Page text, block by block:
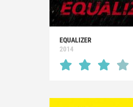
EQUALIZER
2014